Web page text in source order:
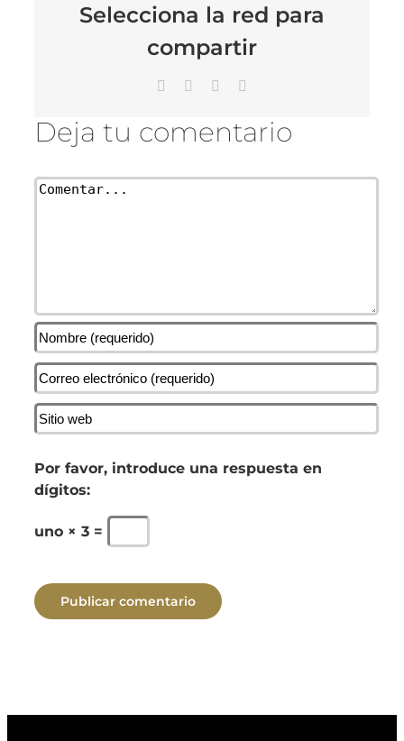
Selecciona la red para
compartir
Facebook LinkedIn
Deja tu comentario
Comentar
Por favor, introduce una respuesta en
dígitos:
uno × 3 =